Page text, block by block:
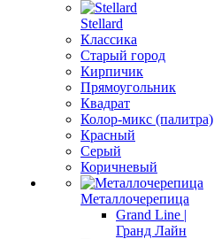
Stellard
Классика
Старый город
Кирпичик
Прямоугольник
Квадрат
Колор-микс (палитра)
Красный
Серый
Коричневый
Металлочерепица
Grand Line |
Гранд Лайн